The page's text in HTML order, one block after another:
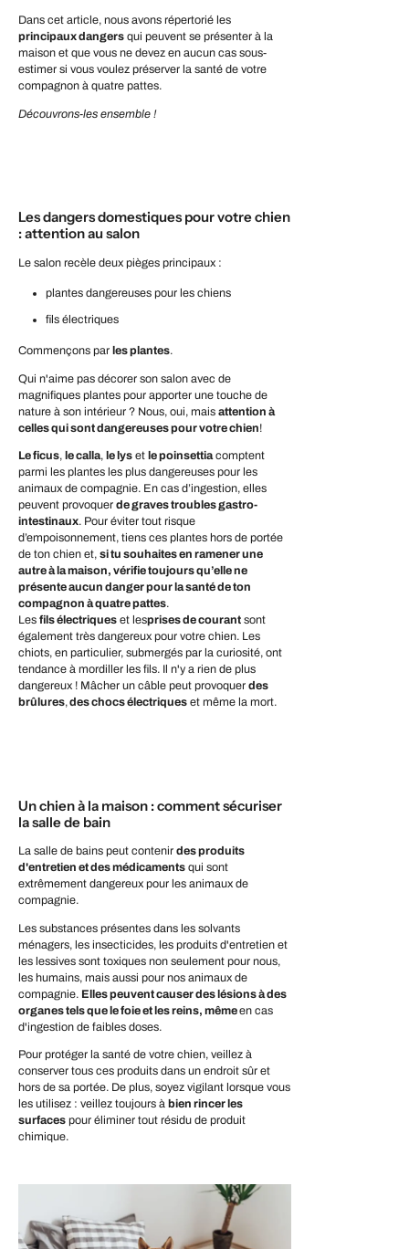
Dans cet article, nous avons répertorié les
principaux dangers qui peuvent se présenter à la
maison et que vous ne devez en aucun cas sous-
estimer si vous voulez préserver la santé de votre
compagnon à quatre pattes.
Découvrons-les ensemble !
Les dangers domestiques pour votre chien
: attention au salon
Le salon recèle deux pièges principaux :
plantes dangereuses pour les chiens
fils électriques
Commençons par les plantes.
Qui n'aime pas décorer son salon avec de
magnifiques plantes pour apporter une touche de
nature à son intérieur ? Nous, oui, mais attention à
celles qui sont dangereuses pour votre chien!
Le ficus, le calla, le lys et le poinsettiacomptent
parmi les plantes les plus dangereuses pour les
animaux de compagnie. En cas d’ingestion, elles
peuvent provoquer de graves troubles gastro-
intestinaux. Pour éviter tout risque
d’empoisonnement, tiens ces plantes hors de portée
de ton chien et, si tu souhaites en ramener une
autre à la maison, vérifie toujours qu’elle ne
présente aucun danger pour la santé de ton
compagnon à quatre pattes.
Les fils électriques et lesprises de courant sont
également très dangereux pour votre chien. Les
chiots, en particulier, submergés par la curiosité, ont
tendance à mordiller les fils. Il n'y a rien de plus
dangereux ! Mâcher un câble peut provoquer des
brûlures,des chocs électriques et même la mort.
Un chien à la maison : comment sécuriser
la salle de bain
La salle de bains peut contenir des produits
d'entretien et des médicaments qui sont
extrêmement dangereux pour les animaux de
compagnie.
Les substances présentes dans les solvants
ménagers, les insecticides, les produits d'entretien et
les lessives sont toxiques non seulement pour nous,
les humains, mais aussi pour nos animaux de
compagnie. Elles peuvent causer des lésions à des
organes tels que le foie et les reins, mêmeen cas
d'ingestion de faibles doses.
Pour protéger la santé de votre chien, veillez à
conserver tous ces produits dans un endroit sûr et
hors de sa portée. De plus, soyez vigilant lorsque vous
les utilisez : veillez toujours à bien rincer les
surfaces pour éliminer tout résidu de produit
chimique.